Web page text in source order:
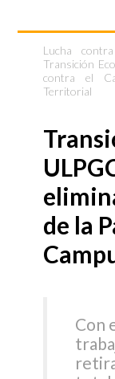
Lucha
Transición
contra el
Territorial
de la
Con